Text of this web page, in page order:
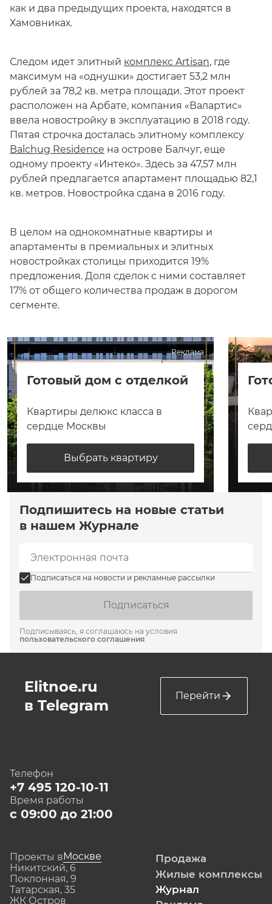
как и два предыдущих проекта, находятся в
Хамовниках.
Следом идет элитный комплекс Artisan, где
максимум на «однушки» достигает 53,2 млн
рублей за 78,2 кв. метра площади. Этот проект
расположен на Арбате, компания «Валартис»
ввела новостройку в эксплуатацию в 2018 году.
Пятая строчка досталась элитному комплексу
Balchug Residence на острове Балчуг, еще
одному проекту «Интеко». Здесь за 47,57 млн
рублей предлагается апартамент площадью 82,1
кв. метров. Новостройка сдана в 2016 году.
В целом на однокомнатные квартиры и
апартаменты в премиальных и элитных
новостройках столицы приходится 19%
предложения. Доля сделок с ними составляет
17% от общего количества продаж в дорогом
сегменте.
Реклама
Готовый дом с отделкой
Квартиры делюкс класса в
сердце Москвы
Выбрать квартиру
Подпишитесь на новые статьи
в нашем Журнале
Подписаться на новости и рекламные рассылки
Подписаться
Подписываясь, я соглашаюсь на условия
пользовательского соглашения
Elitnoe.ru
в Telegram
Перейти
Телефон
+7 495 120-10-11
Время работы
с 09:00 до 21:00
Проекты вМоскве
Никитский, 6
Поклонная, 9
Татарская, 35
ЖК Остров
Продажа
Жилые комплексы
Журнал